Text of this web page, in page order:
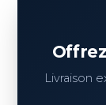
Livraison